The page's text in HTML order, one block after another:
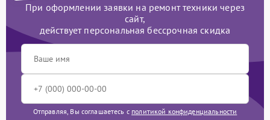
При оформлении заявки на ремонт техники через
сайт,
действует персональная бессрочная скидка
Отправляя, Вы соглашаетесь с политикой конфиденциальности